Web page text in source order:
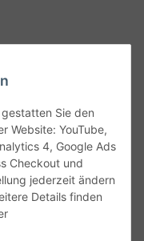
Sie den
Website: YouTube,
4, Google Ads
Checkout und
jederzeit ändern
Details finden
Irrtümer und fehlerhafte
oder spezielle